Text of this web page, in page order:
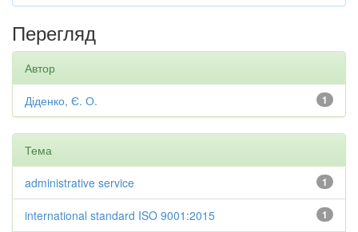
Перегляд
Автор
1
Діденко, Є. О.
Тема
1
administrative service
1
international standard ISO 9001:2015